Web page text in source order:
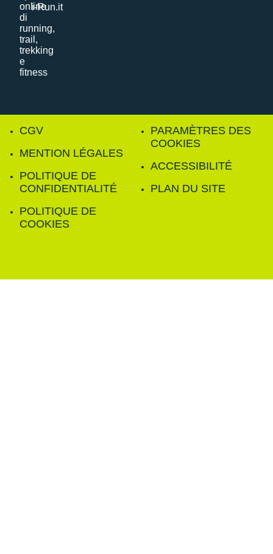
i-Run.it
CGV
MENTION LÉGALES
POLITIQUE DE
CONFIDENTIALITÉ
POLITIQUE DE
COOKIES
PARAMÈTRES DES
COOKIES
ACCESSIBILITÉ
PLAN DU SITE